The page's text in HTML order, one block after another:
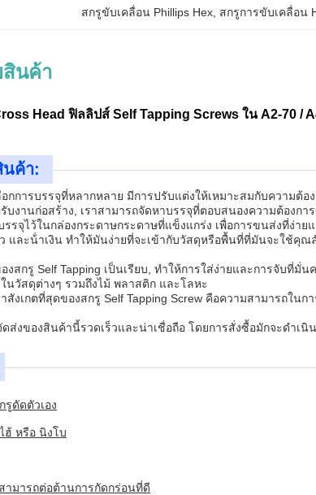
สกรูขับเคลื่อน Phillips Hex สกรูการขับเคลื่อน
สินค้า
Head ฟิลลิปส์ Self Tapping Screws ใน A2-70 /
นค้า:
การบรรจุที่หลากหลาย มีการปรับแต่งให้เหมาะสมกับความต้
งานก่อสร้าง, เราสามารถจัดหาบรรจุที่ตอบสนองความต้องกา
รรจุไว้ในกล่องกระดาษกระดาษที่แข็งแกร่ง เพื่อการขนส่งที่ง่า
และน้ําเงิน ทําให้มันง่ายที่จะเข้ากับวัสดุหรือพื้นที่ที่มันจะใช้
งสกรู Self Tapping เป็นเรียบ, ทําให้การใส่ง่ายและการจับที่
นวัสดุต่างๆ รวมถึงไม้ พลาสติก และโลหะ
งเกตที่สุดของสกรู Self Tapping Screw คือความสามารถใน
ดส่งของสินค้านี้รวดเร็วและน่าเชื่อถือ โดยการสั่งซื้อมักจะดํา
ดัดตัวเอง
ฮ้ หรือ นิงโบ
ามารถต่อต้านการกัดกร่อนที่ดี